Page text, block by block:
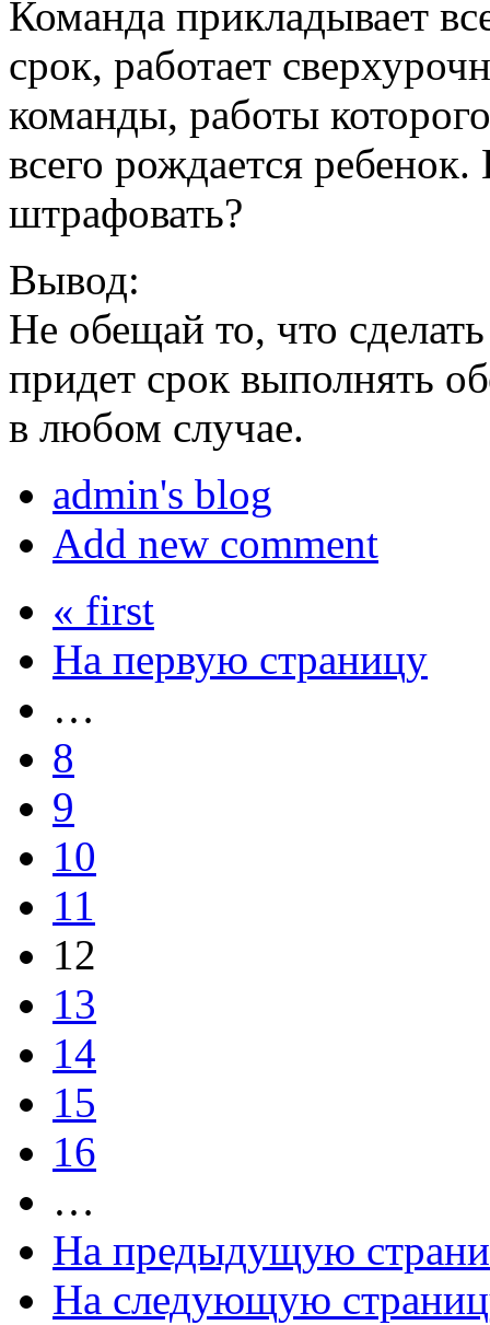
Команда прикладывает
срок, работает
команды, работы
всего рождается
штрафовать?
Вывод:
Не обещай то, что
придет срок выполнять
в любом случае.
admin's blog
Add new comment
« first
На первую страницу
…
8
9
10
11
12
13
14
15
16
…
На предыдущую
На следующую